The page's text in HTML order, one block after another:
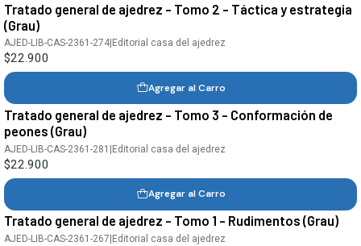
Tratado general de ajedrez - Tomo 2 - Táctica y estrategia
(Grau)
AJED-LIB-CAS-2361-274 Editorial casa del ajedrez
$22.900
Agregar al Carro
Tratado general de ajedrez - Tomo 3 - Conformación de
peones (Grau)
AJED-LIB-CAS-2361-281 |Editorial casa del ajedrez
$22.900
Agregar al Carro
Agotado
Tratado general de ajedrez - Tomo 1 - Rudimentos (Grau)
AJED-LIB-CAS-2361-267 Editorial casa del ajedrez